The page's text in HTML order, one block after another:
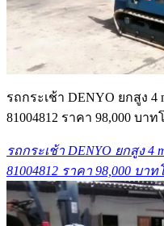
รถกระเช้า DENYO ยกสูง
81004812 ราคา 98,000 บาท
รถกระเช้า DENYO ยกสูง
81004812 ราคา 98,000 บาท